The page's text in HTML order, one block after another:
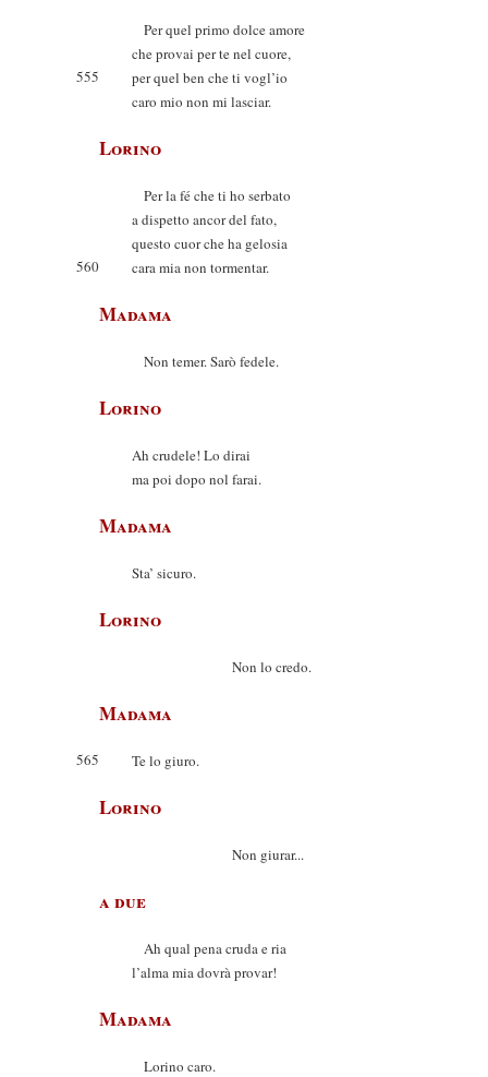
Per quel primo dolce amore
che provai per te nel cuore,
555
per quel ben che ti vogl’io
caro mio non mi lasciar.
Lorino
Per la fé che ti ho serbato
a dispetto ancor del fato,
questo cuor che ha gelosia
560
cara mia non tormentar.
Madama
Non temer. Sarò fedele.
Lorino
Ah crudele! Lo dirai
ma poi dopo nol farai.
Madama
Sta’ sicuro.
Lorino
Non lo credo.
Madama
565 Te lo giuro.
Lorino
Non giurar...
a due
Ah qual pena cruda e ria
l’alma mia dovrà provar!
Madama
Lorino caro.